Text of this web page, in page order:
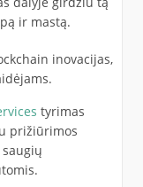
ir mastą.
inovacijas,
tyrimas
prižiūrimos